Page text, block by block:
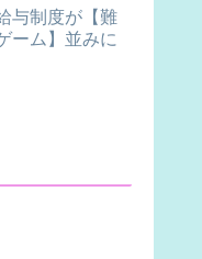
与制度が【難
ーム】並みに